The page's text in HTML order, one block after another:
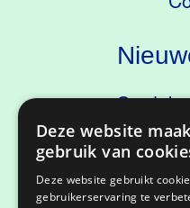
Ontdek
Deze website
gebruik van
Deze website gebruikt
gebruikerservaring te